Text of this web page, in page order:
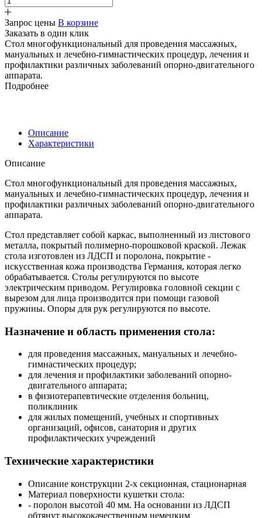
Запрос цены В корзине
Заказать в один клик
Стол многофункциональный для проведения массажных,
мануальных и лечебно-гимнастических процедур, лечения и
профилактики различных заболеваний опорно-двигательного
аппарата.
Подробнее
Описание
Характеристики
Описание
Стол многофункциональный для проведения массажных,
мануальных и лечебно-гимнастических процедур, лечения и
профилактики различных заболеваний опорно-двигательного
аппарата.
Стол представляет собой каркас, выполненный из листового
металла, покрытый полимерно-порошковой краской. Лежак
стола изготовлен из ЛДСП и поролона, покрытие -
искусственная кожа производства Германия, которая легко
обрабатывается. Столы регулируются по высоте
электрическим приводом. Регулировка головной секции с
вырезом для лица производится при помощи газовой
пружины. Опоры для рук регулируются по высоте.
Назначение и область применения стола:
для проведения массажных, мануальных и лечебно-
гимнастических процедур;
для лечения и профилактики заболеваний опорно-
двигательного аппарата;
в физиотерапевтические отделения больниц,
поликлиник
для жилых помещений, учебных и спортивных
организаций, офисов, санатория и других
профилактических учреждений
Технические характеристики
Описание конструкции 2-х секционная, стационарная
Материал поверхности кушетки стола:
- поролон высотой 40 мм. На основании из ЛДСП
обтянут высококачественным немецким